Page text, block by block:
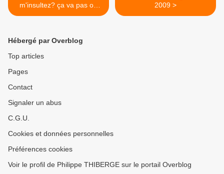
m'insultez? ça va pas ou
quoi?
2009 >
Hébergé par Overblog
Top articles
Pages
Contact
Signaler un abus
C.G.U.
Cookies et données personnelles
Préférences cookies
Voir le profil de Philippe THIBERGE sur le portail Overblog